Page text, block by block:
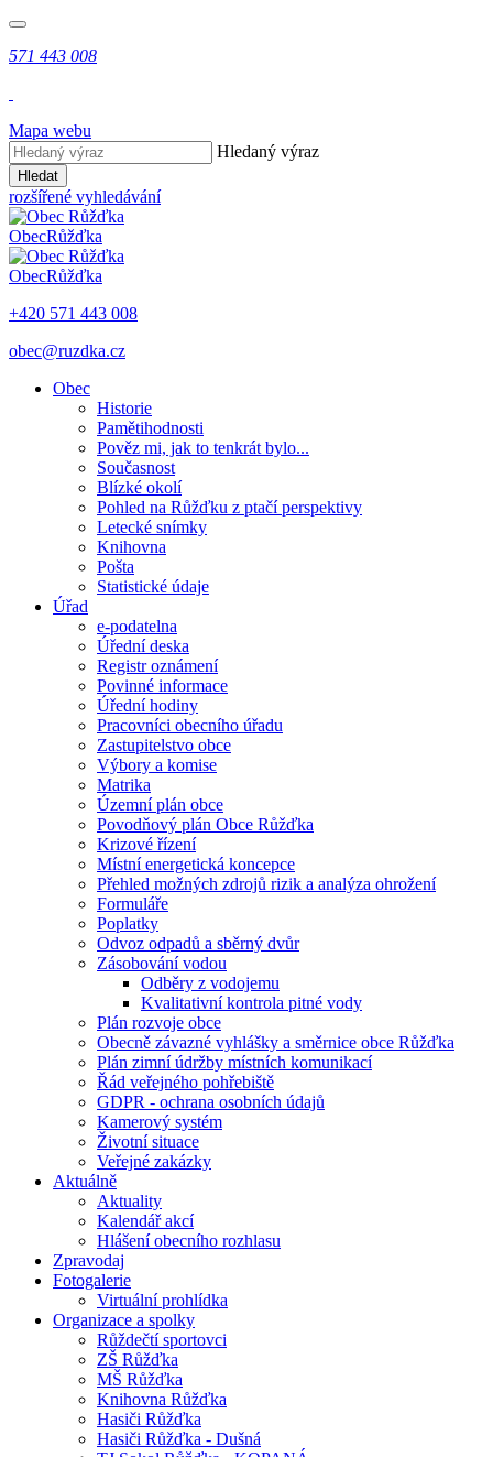
571 443 008
Mapa webu
Hledaný výraz
Hledat
rozšířené vyhledávání
ObecRůžďka
ObecRůžďka
+420 571 443 008
obec@ruzdka.cz
Obec
Historie
Pamětihodnosti
Pověz mi, jak to tenkrát bylo...
Současnost
Blízké okolí
Pohled na Růžďku z ptačí perspektivy
Letecké snímky
Knihovna
Pošta
Statistické údaje
Úřad
e-podatelna
Úřední deska
Registr oznámení
Povinné informace
Úřední hodiny
Pracovníci obecního úřadu
Zastupitelstvo obce
Výbory a komise
Matrika
Územní plán obce
Povodňový plán Obce Růžďka
Krizové řízení
Místní energetická koncepce
Přehled možných zdrojů rizik a analýza ohrožení
Formuláře
Poplatky
Odvoz odpadů a sběrný dvůr
Zásobování vodou
Odběry z vodojemu
Kvalitativní kontrola pitné vody
Plán rozvoje obce
Obecně závazné vyhlášky a směrnice obce Růžďka
Plán zimní údržby místních komunikací
Řád veřejného pohřebiště
GDPR - ochrana osobních údajů
Kamerový systém
Životní situace
Veřejné zakázky
Aktuálně
Aktuality
Kalendář akcí
Hlášení obecního rozhlasu
Zpravodaj
Fotogalerie
Virtuální prohlídka
Organizace a spolky
Růždečtí sportovci
ZŠ Růžďka
MŠ Růžďka
Knihovna Růžďka
Hasiči Růžďka
Hasiči Růžďka - Dušná